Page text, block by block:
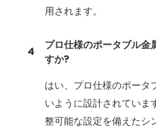
用されます。
4
プロ仕様のポータブル金
すか?
はい、プロ仕様のポータ
いように設計されていま
整可能な設定を備えたシ